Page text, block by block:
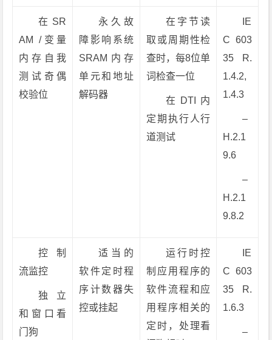
在SR
AM /变量
内存自我
测试奇偶
校验位
永久故
障影响系统
SRAM内存
单元和地址
解码器
在字节读
取或周期性检
查时，每8位单
词检查一位
在DTI内
定期执行人行
道测试
IE
C 603
35 R.
1.4.2,
1.4.3
–
H.2.1
9.6
–
H.2.1
9.8.2
控制
流监控
独立
和窗口看
门狗
适当的
软件定时程
序计数器失
控或挂起
运行时控
制应用程序的
软件流程和应
用程序相关的
定时，处理看
IE
C 603
35 R.
1.6.3
–